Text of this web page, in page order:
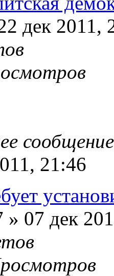
дек 2011,
21:46
» 07 дек